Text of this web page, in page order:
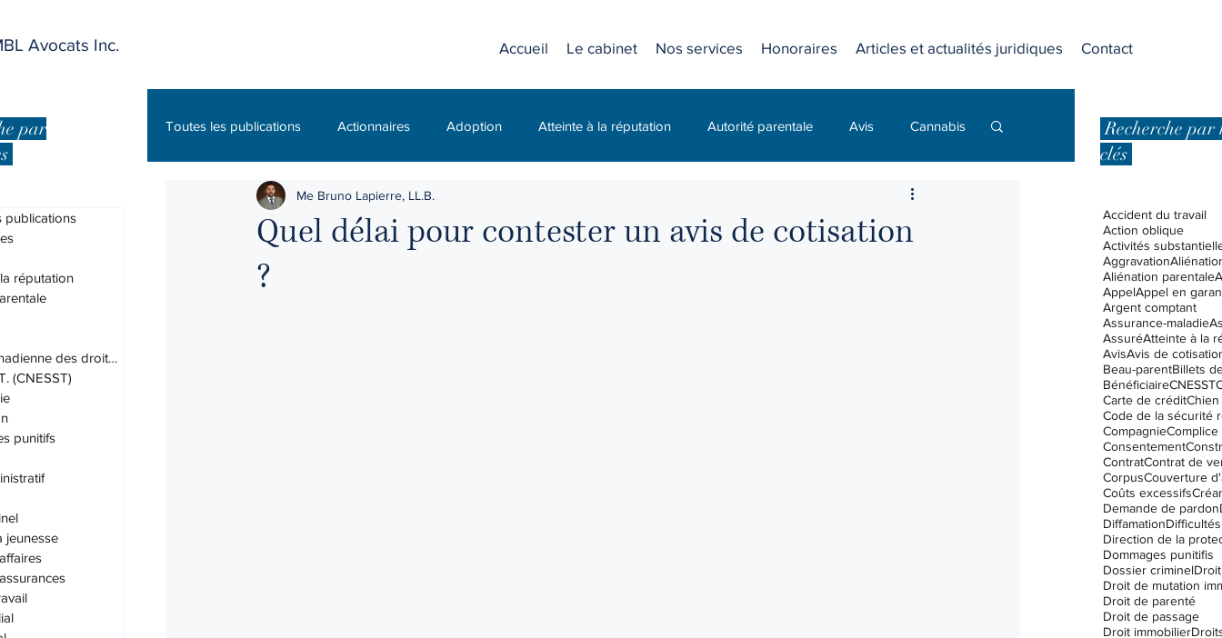
Accueil Le cabinet Nos services Honoraires Articles et actualités juridiques Contact
Avocats Inc.
par
publications
réputation
Charte canadienne des droits et lib
(CNESST)
punitifs
jeunesse
Toutes les publications Actionnaires Adoption Atteinte à la réputation Autorité parentale Avis Cannabis
Charte canadienne des droits et lib Dommages punitifs
Droit administratif
Quel délai pour contester un avis de cotisation
?
Me Bruno Lapierre, LL.B.
Recherche par
clés
Accident du travail
Action oblique
Activités
Aggravation
Aliénation parentale
AppelAppel en
Argent comptant
Assurance-maladie
AssuréAtteinte à la
AvisAvis de
Beau-parentBillets
BénéficiaireCNESST
Carte de créditChien
Code de la sécurité
CompagnieComplice
Consentement
ContratContrat de
CorpusCouverture
Coûts excessifs
Demande de pardon
Diffamation
Dommages punitifis
Dossier criminel
Droit de mutation
Droit de parenté
Droit de passage
Droit immobilier